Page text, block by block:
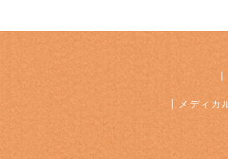
メディカ